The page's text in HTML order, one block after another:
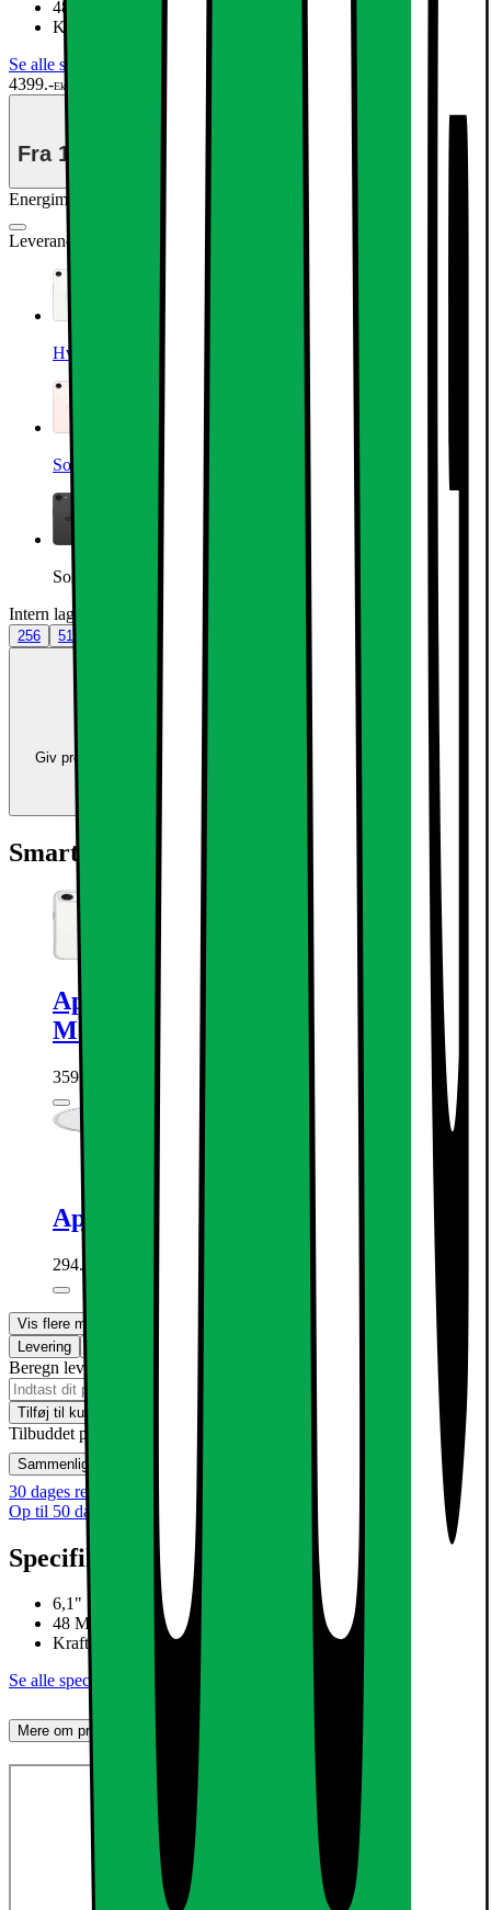
48 MP Fusion-kamera
Kraftfuld A19 chip med C1X-modem
Se alle specifikationer
4399.-Ekskl. moms
Fra 178.-/mdr i 36 mdr
Energimærkning
Leverandørens farve
Hvid
Soft Pink
Sort
Intern lagerplads (GB)
256 512
Giv produkter i bytte og brug værdien som betaling ved køb af nye
Smart at tilføje
Apple iPhone 17e telefonetui med
MagSafe (Gennemsigtig)
359.-
Apple MagSafe trådløs oplader (1 m)
294.-
Vis flere muligheder
Levering
Beregn leveringstid for dit postnummer
Tilføj til kurv
Tilbuddet på Telenor Erhverv kan kun købes i vores varehuse
Sammenlign
30 dages returret
Op til 50 dages returret
Specifikationer
6,1" Super Retina XDR-skærm
48 MP Fusion-kamera
Kraftfuld A19 chip med C1X-modem
Se alle specifikationer
Mere om produktet